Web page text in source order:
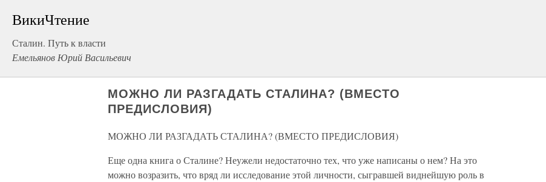
ВикиЧтение
Сталин. Путь к власти
Емельянов Юрий Васильевич
МОЖНО ЛИ РАЗГАДАТЬ СТАЛИНА? (ВМЕСТО
ПРЕДИСЛОВИЯ)
МОЖНО ЛИ РАЗГАДАТЬ СТАЛИНА? (ВМЕСТО ПРЕДИСЛОВИЯ)
Еще одна книга о Сталине? Неужели недостаточно тех, что уже написаны о нем? На это
можно возразить, что вряд ли исследование этой личности, сыгравшей виднейшую роль в